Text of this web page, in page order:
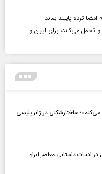
کرده پایبند بماند
می‌کنند، برای ایران و
ساختارشکنی در ژانر پلیسی
در ادبیات داستانی معاصر ایران